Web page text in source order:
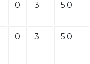
0 3 5.0
0 3 5.0